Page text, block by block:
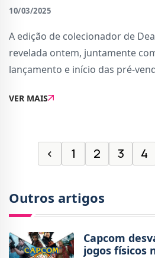
10/03/2025
A edição de colecionador de
revelada ontem, juntamente
lançamento e início das pré-
quem tem uma PS5, no entanto,
VER MAIS
‹ 1 2 3 4
Outros artigos
Capcom
jogos físicos